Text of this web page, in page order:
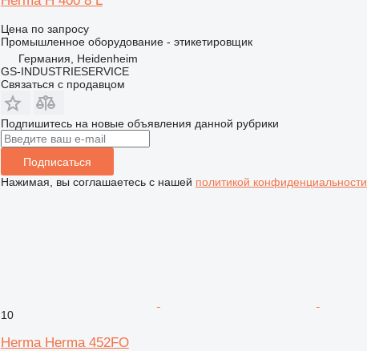
Цена по запросу
Промышленное оборудование - этикетировщик
Германия, Heidenheim
GS-INDUSTRIESERVICE
Связаться с продавцом
Подпишитесь на новые объявления данной рубрики
Подписаться
Нажимая, вы соглашаетесь с нашей политикой конфиденциальности
10
Herma Herma 452FO